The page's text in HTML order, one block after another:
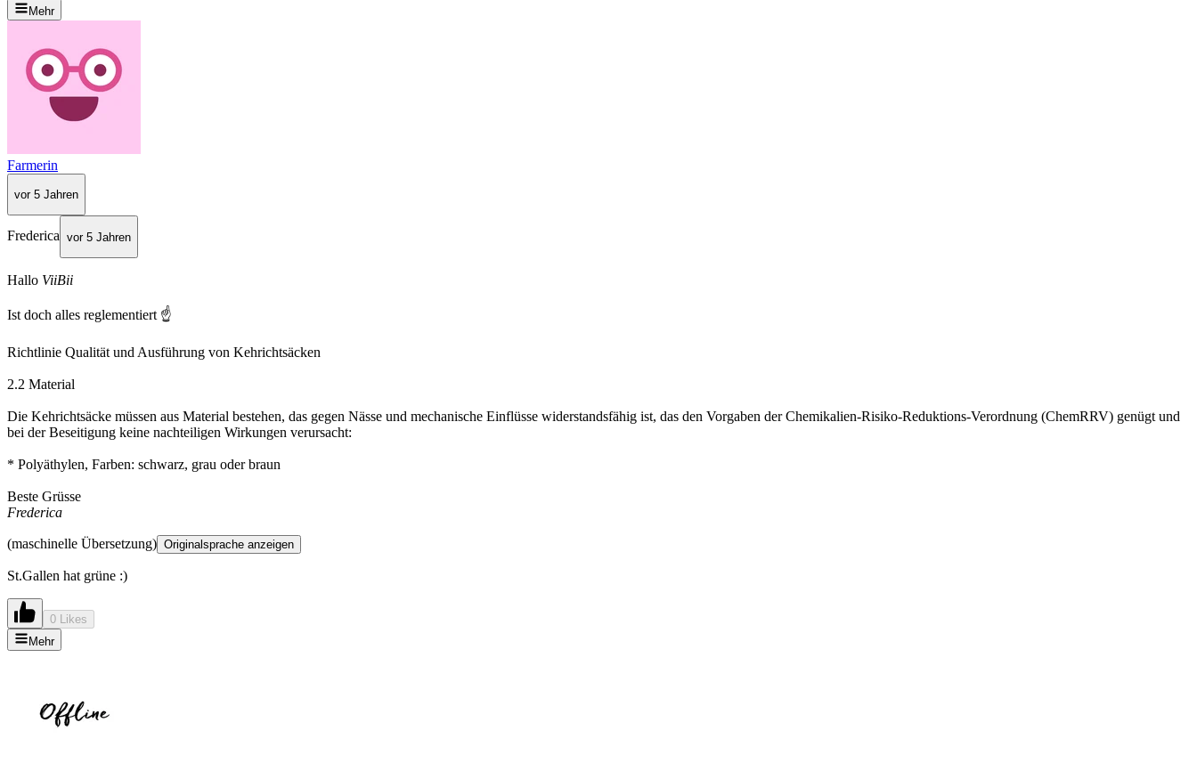
Mehr
Farmerin
vor 5 Jahren
Frederica vor 5 Jahren
Hallo ViiBii
Ist doch alles reglementiert ☝️
Richtlinie Qualität und Ausführung von Kehrichtsäcken
2.2 Material
Die Kehrichtsäcke müssen aus Material bestehen, das gegen Nässe und mechanische Einflüsse widerstandsfähig ist, das den Vorgaben der Chemikalien-Risiko-Reduktions-Verordnung (ChemRRV) genügt und
bei der Beseitigung keine nachteiligen Wirkungen verursacht:
* Polyäthylen, Farben: schwarz, grau oder braun
Beste Grüsse
Frederica
(maschinelle Übersetzung) Originalsprache anzeigen
St.Gallen hat grüne :)
0 Likes
Mehr